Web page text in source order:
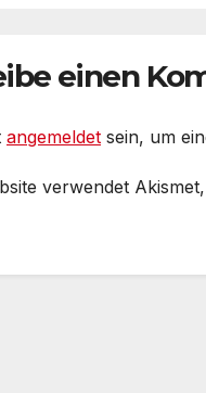
und
einen
angemeldet sein, um
verwendet